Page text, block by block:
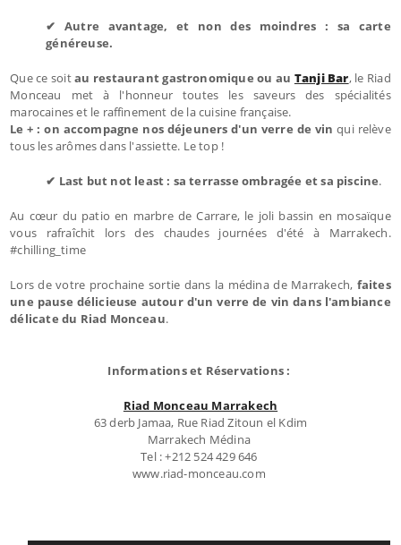
✔ Autre avantage, et non des moindres : sa carte
généreuse.
Que ce soitau restaurant gastronomique ou au Tanji Bar, le Riad
Monceau met à l'honneur toutes les saveurs des spécialités
marocaines et le raffinement de la cuisine française.
Le + : on accompagne nos déjeuners d'un verre de vinqui relève
tous les arômes dans l'assiette. Le top !
✔ Last but not least : sa terrasse ombragée et sa piscine.
Au cœur du patio en marbre de Carrare, le joli bassin en mosaïque
vous rafraîchit lors des chaudes journées d'été à Marrakech.
#chilling_time
Lors de votre prochaine sortie dans la médina de Marrakech, faites
une pause délicieuse autour d'un verre de vin dans l'ambiance
délicate du Riad Monceau.
Informations et Réservations :
Riad Monceau Marrakech
63 derb Jamaa, Rue Riad Zitoun el Kdim
Marrakech Médina
Tel : +212 524 429 646
www.riad-monceau.com